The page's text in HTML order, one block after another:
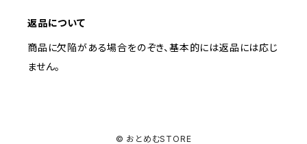
返品について
商品に欠陥がある場合をのぞき、基本的には返品には応じ
ません。
© おとめむSTORE